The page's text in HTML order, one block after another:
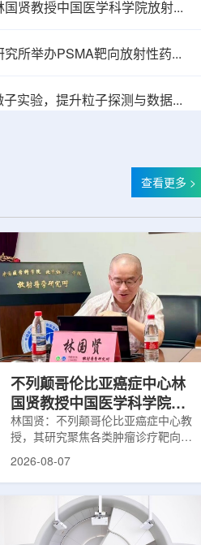
国同辐持股90%打通核医
不列颠哥伦比亚癌症中心林国贤教授中国医学科学院放射医学研究所开展学术交流
中国医学科学院放射医学研究所举办PSMA靶向放射性药物学术报告会
DUNE将人工智能融入中微子实验，提升粒子探测与数据处理能力
查看更多 >
不列颠哥伦比亚癌症中心林
国贤教授中国医学科学院放
射医学研究所开展学术交流
林国贤：不列颠哥伦比亚癌症中心教
授，其研究聚焦各类肿瘤诊疗靶向放
射性药物开发，迄今已主导/参与发
完成自研7款放射性药物的临床转
化，用于多种肿瘤诊疗。报告会上，
林国贤教授基于其团队多年的前沿探
2026-08-07